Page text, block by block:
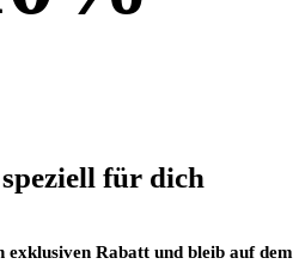
für dich
exklusiven Rabatt und bleib auf dem